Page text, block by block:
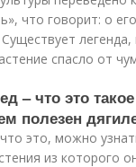
что говорит: о
легенда,
спасло от
– что это
полезен
это, можно
из которого